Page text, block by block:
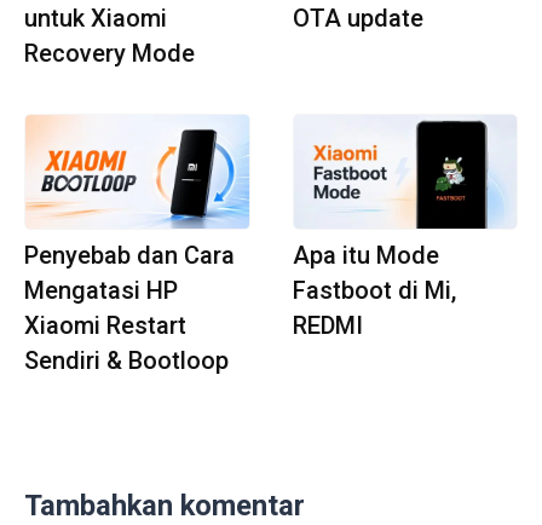
untuk Xiaomi
Recovery Mode
OTA update
Penyebab dan Cara
Mengatasi HP
Xiaomi Restart
Sendiri & Bootloop
Apa itu Mode
Fastboot di Mi,
REDMI
Tambahkan komentar